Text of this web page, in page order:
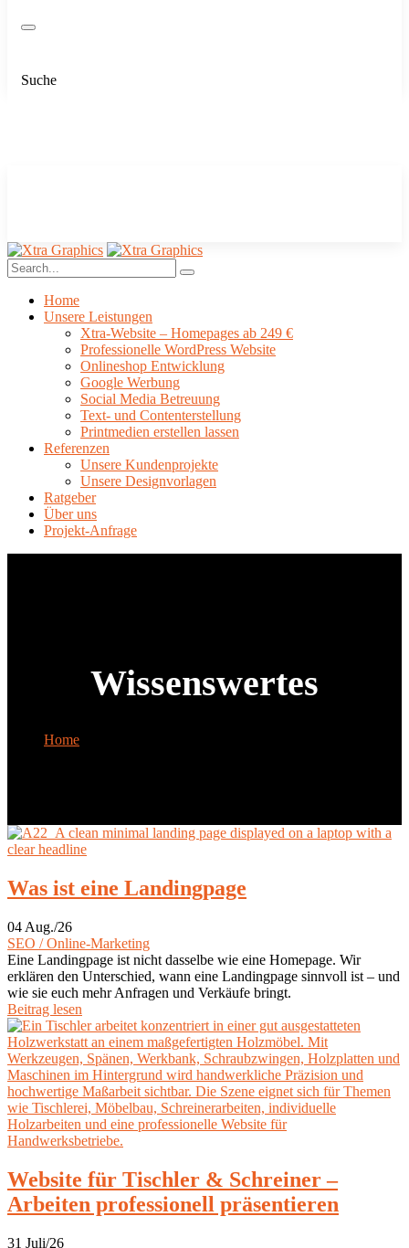
Suche
Home
Unsere Leistungen
Xtra-Website – Homepages ab 249 €
Professionelle WordPress Website
Onlineshop Entwicklung
Google Werbung
Social Media Betreuung
Text- und Contenterstellung
Printmedien erstellen lassen
Referenzen
Unsere Kundenprojekte
Unsere Designvorlagen
Ratgeber
Über uns
Projekt-Anfrage
Wissenswertes
Home
Was ist eine Landingpage
04 Aug./26
SEO / Online-Marketing
Eine Landingpage ist nicht dasselbe wie eine Homepage. Wir
erklären den Unterschied, wann eine Landingpage sinnvoll ist – und
wie sie euch mehr Anfragen und Verkäufe bringt.
Beitrag lesen
Website für Tischler & Schreiner –
Arbeiten professionell präsentieren
31 Juli/26